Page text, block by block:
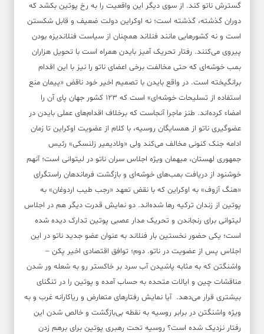
گسترش ناتو کند. از سوی دیگر این واقعیت را به رخ پوتین بکشد که
دوران گذشته، گذشته است؛ نه اوکراین دولت ضعیف و قابل شکستن
است و نه کشورهایی مانند فنلاند همچنان از سیاست فنلاندیزه بودن
پیروی می‌کنند. رفتار تحریک آمیز بایدن همراه است با تحویل هزاران
بمب خوشه‌ای که حتی مخالفت برخی اعضای ناتو را نیز با این اقدام
برانگیخته است. در واقع بایدن با تصمیم اخیر خود ناقض «پیمان منع
استفاده از تسلیحات خوشه‌ای» است که ۱۲۳ کشور جهان پای آن را
امضاء کرده‌اند. طنز ماجرا آنجاست که برخلاف اقدام‌های عملی بایدن در
عضوگیری ناتو از همسایگان روسیه، با کلام از عضویت اوکراین تا زمان
ادامه جنک کنونی مخالف می‌کند ولی «ولادیمیر زلنسکی» رئیس
جمهوری لهستان، میهمان ویژه اجلاس سران ناتو در لیتوانی است؛ آنهم
خوشنود از دریافت بمب‌های خوشه‌ای و بازگشت فرماندهان راستگرای
«هنگ آزوف» به اوکراین که با نقض تعهد «رجب طیب اردوغان» به
پوتین از زندان ترکیه رها شده‌اند. دو نمایش قدرت دیگر هم در اجلاس
لیتوانی برای رنجاندن و تحریک مدار عصبی پوتین تدارک دیده شده
است؛ یکی حضور نخستین بار فنلاند به عنوان عضو جدید ناتو در این
اجلاس پس از عضویت در ناتو. دوم؛ توافق اقتصادی اخیر پکن –
واشنگتن که به مثابه پاشیدن آب سرد بر خاکستر رو به شعله ور شدن
مناقشات چین و ایالات متحده به حساب آمده و پوتین را در تنگنای
بیشتری قرار می‌دهد. آیا نمایش رفتارهای متعارض و ریاکارانه غرب و به
ویژه واشنگتن در برابر روسیه به نقطه بی‌بازگشت و خالص شدن این
رفتار نزدیک شده است؟ روسیه تحت رهبری پوتین برای برهم زدن